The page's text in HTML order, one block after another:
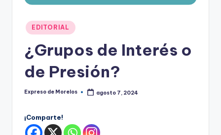
el
Publicado
en
EDITORIAL
¿Grupos de Interés o
de Presión?
Publicado
Expreso de Morelos agosto 7, 2024
¡Comparte!